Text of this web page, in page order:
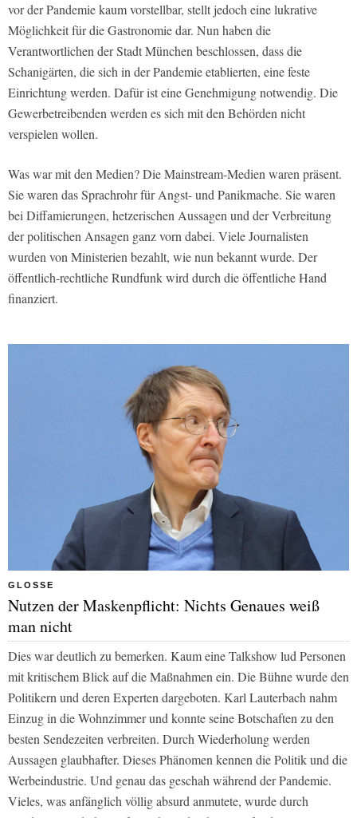
vor der Pandemie kaum vorstellbar, stellt jedoch eine lukrative
Möglichkeit für die Gastronomie dar. Nun haben die
Verantwortlichen der Stadt München beschlossen, dass die
Schanigärten, die sich in der Pandemie etablierten, eine feste
Einrichtung werden. Dafür ist eine Genehmigung notwendig. Die
Gewerbetreibenden werden es sich mit den Behörden nicht
verspielen wollen.
Was war mit den Medien? Die Mainstream-Medien waren präsent.
Sie waren das Sprachrohr für Angst- und Panikmache. Sie waren
bei Diffamierungen, hetzerischen Aussagen und der Verbreitung
der politischen Ansagen ganz vorn dabei. Viele Journalisten
wurden von Ministerien bezahlt, wie nun bekannt wurde. Der
öffentlich-rechtliche Rundfunk wird durch die öffentliche Hand
finanziert.
GLOSSE
Nutzen der Maskenpflicht: Nichts Genaues weiß
man nicht
Dies war deutlich zu bemerken. Kaum eine Talkshow lud Personen
mit kritischem Blick auf die Maßnahmen ein. Die Bühne wurde den
Politikern und deren Experten dargeboten. Karl Lauterbach nahm
Einzug in die Wohnzimmer und konnte seine Botschaften zu den
besten Sendezeiten verbreiten. Durch Wiederholung werden
Aussagen glaubhafter. Dieses Phänomen kennen die Politik und die
Werbeindustrie. Und genau das geschah während der Pandemie.
Vieles, was anfänglich völlig absurd anmutete, wurde durch